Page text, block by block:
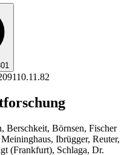
10.11.82
Berschkeit, Börnsen, Fischer
Ibrügger, Reuter,
(Frankfurt), Schlaga, Dr.